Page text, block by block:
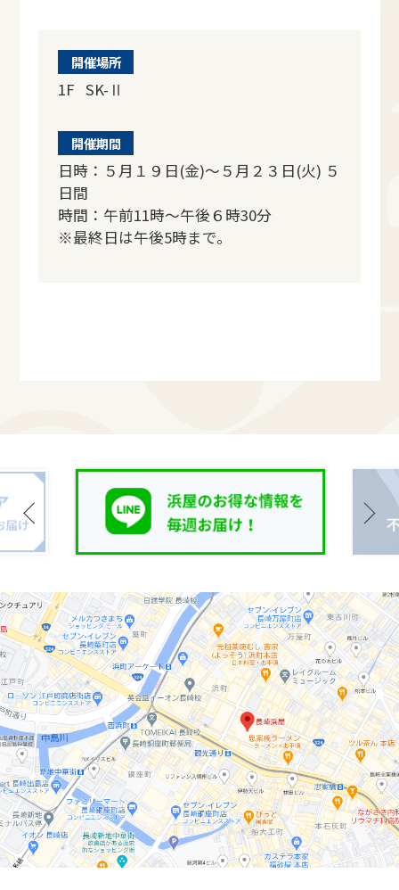
開催場所
1F SK-Ⅱ
開催期間
日時：５月１９日(金)～５月２３日(火) ５
日間
時間：午前11時～午後６時30分
※最終日は午後5時まで。